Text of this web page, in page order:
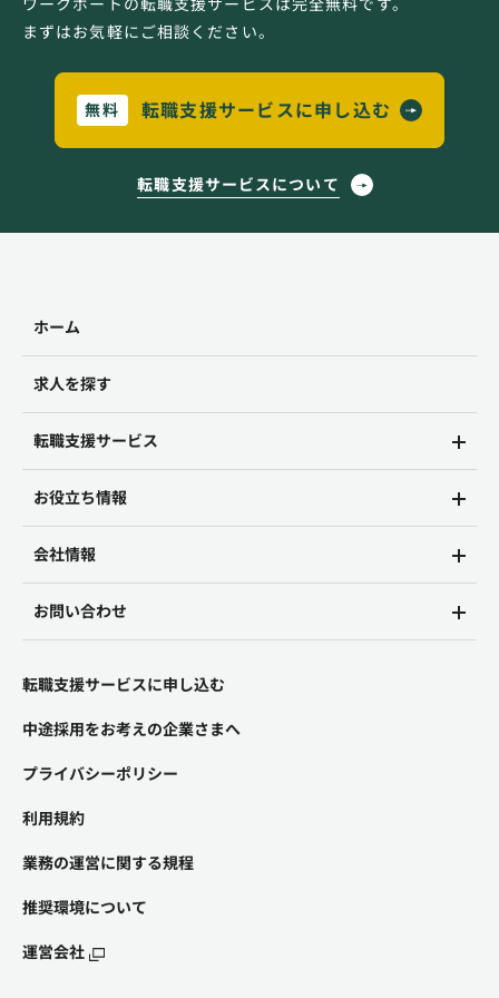
ワークポートの転職支援サービスは完全無料です。
まずはお気軽にご相談ください。
無料 転職支援サービスに申し込む
転職支援サービスについて
ホーム
求人を探す
転職支援サービス
お役立ち情報
会社情報
お問い合わせ
転職支援サービスに申し込む
中途採用をお考えの企業さまへ
プライバシーポリシー
利用規約
業務の運営に関する規程
推奨環境について
運営会社